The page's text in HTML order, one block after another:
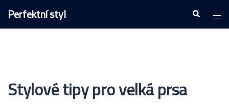
Skip
content
Perfektní styl Search
Stylové tipy pro velká prsa